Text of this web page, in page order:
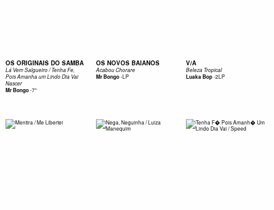
OS ORIGINAIS DO SAMBA
Lá Vem Salgueiro / Tenha Fe,
Pois Amanha um Lindo Dia Vai
Nascer
Mr Bongo-7"
OS NOVOS BAIANOS
Acabou Chorare
Mr Bongo-LP
V/A
Beleza Tropical
Luaka Bop-2LP